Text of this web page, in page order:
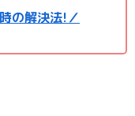
の解決法!／